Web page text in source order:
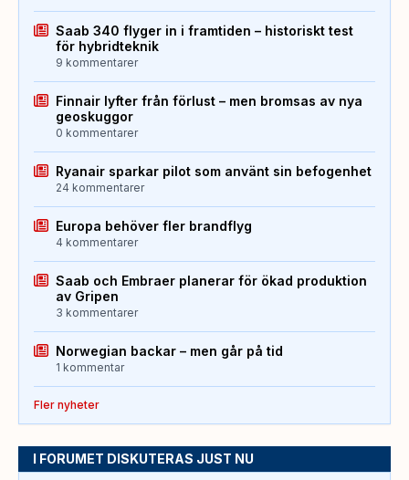
Saab 340 flyger in i framtiden – historiskt test
för hybridteknik
9 kommentarer
Finnair lyfter från förlust – men bromsas av nya
geoskuggor
0 kommentarer
Ryanair sparkar pilot som använt sin befogenhet
24 kommentarer
Europa behöver fler brandflyg
4 kommentarer
Saab och Embraer planerar för ökad produktion
av Gripen
3 kommentarer
Norwegian backar – men går på tid
1 kommentar
Fler nyheter
I FORUMET DISKUTERAS JUST NU